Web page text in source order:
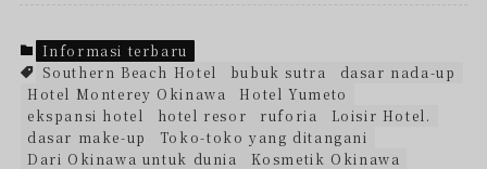
Informasi terbaru
Southern Beach Hotel
bubuk sutra
dasar nada-up
Hotel Monterey Okinawa
Hotel Yumeto
ekspansi hotel
hotel resor ruforia
Loisir Hotel.
dasar make-up
Toko-toko yang ditangani
Dari Okinawa untuk dunia
Kosmetik Okinawa